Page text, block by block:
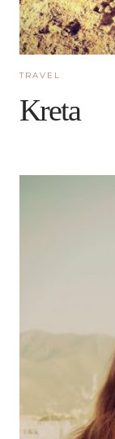
TRAVEL
Kreta